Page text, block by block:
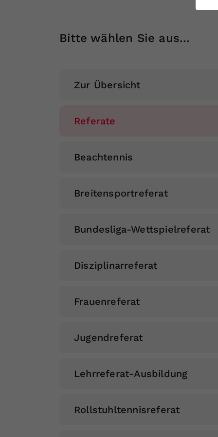
Bitte wählen Sie aus...
Zur Übersicht
Referate
Beachtennis
Breitensportreferat
Bundesliga-Wettspielreferat
Disziplinarreferat
Frauenreferat
Jugendreferat
Lehrreferat-Ausbildung
Rollstuhltennisreferat